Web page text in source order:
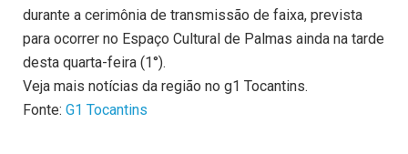
durante a cerimônia de transmissão de faixa, prevista
para ocorrer no Espaço Cultural de Palmas ainda na tarde
desta quarta-feira (1°).
Veja mais notícias da região no g1 Tocantins.
Fonte: G1 Tocantins